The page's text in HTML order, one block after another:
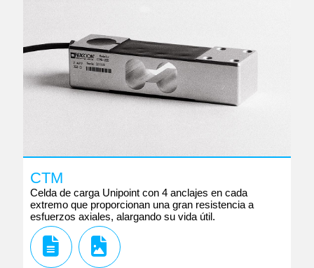
CTM
Celda de carga Unipoint con 4 anclajes en cada
extremo que proporcionan una gran resistencia a
esfuerzos axiales, alargando su vida útil.